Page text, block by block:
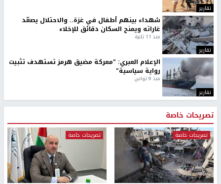
تقارير
تقارير
شهداء بينهم أطفال في غزة.. والاحتلال يصعّد
غاراته ويمنح السكان دقائق للإخلاء
منذ 11 ثانية
تقارير
الإعلام العبري: "معركة مضيق هرمز تستهدف تثبيت
رواية سياسية"
منذ 9 ثواني
تصريحات خاصة
تصريحات خاصة تصريحات خاصة